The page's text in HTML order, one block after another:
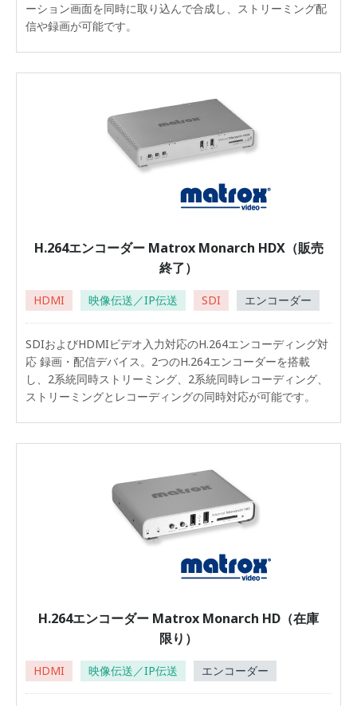
ーション画面を同時に取り込んで合成し、ストリーミング配
信や録画が可能です。
H.264エンコーダー Matrox Monarch HDX（販売
終了）
HDMI 映像伝送／IP伝送 SDI エンコーダー
SDIおよびHDMIビデオ入力対応のH.264エンコーディング対
応 録画・配信デバイス。2つのH.264エンコーダーを搭載
し、2系統同時ストリーミング、2系統同時レコーディング、
ストリーミングとレコーディングの同時対応が可能です。
H.264エンコーダー Matrox Monarch HD（在庫
限り）
HDMI 映像伝送／IP伝送 エンコーダー